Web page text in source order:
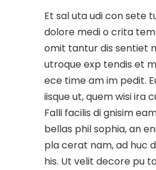
Et sal uta udi con sete
dolore medi o crita tem
omit tantur dis sentiet
utroque exp tendis et
ece time am im pedit.
iisque ut, quem wisi ira
Falli facilis di gnisim
bellas phil sophia, an
pla cerat nam, ad huc
his. Ut velit decore pu